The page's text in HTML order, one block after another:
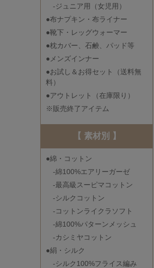
-ジュニア用（女児用）
●布ナプキン・布ライナー
●靴下・レッグウォーマー
●枕カバー、石鹸、パッド等
●メンズインナー
●お試し＆お得セット（送料無
料）
●アウトレット（在庫限り）
※販売終了アイテム
【 素材別 】
●綿・コットン
-綿100%エアリーガーゼ
-最高級スーピマコットン
-シルクコットン
-コットンライクラソフト
-綿100%パターンメッシュ
-カシミヤコットン
●絹・シルク
-シルク100%フライス編み